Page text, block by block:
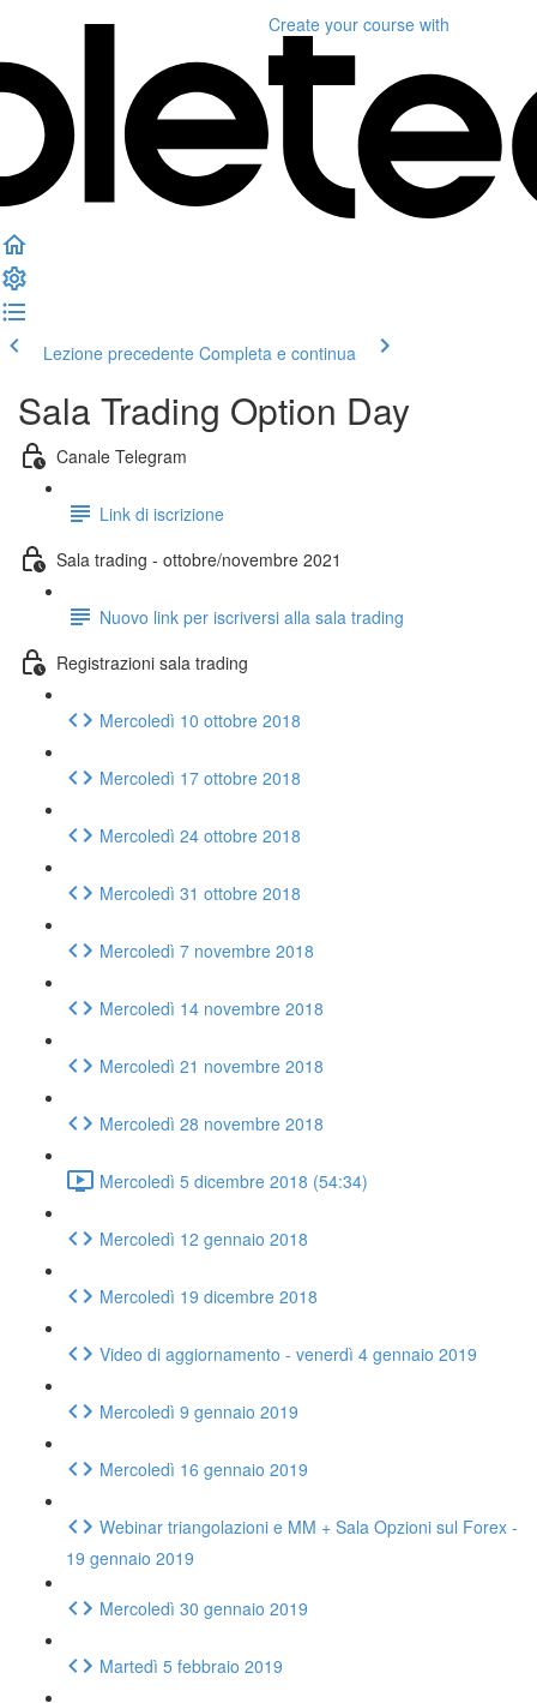
Create your course with
Lezione precedente Completa e continua
Sala Trading Option Day
Canale Telegram
Link di iscrizione
Sala trading - ottobre/novembre 2021
Nuovo link per iscriversi alla sala trading
Registrazioni sala trading
Mercoledì 10 ottobre 2018
Mercoledì 17 ottobre 2018
Mercoledì 24 ottobre 2018
Mercoledì 31 ottobre 2018
Mercoledì 7 novembre 2018
Mercoledì 14 novembre 2018
Mercoledì 21 novembre 2018
Mercoledì 28 novembre 2018
Mercoledì 5 dicembre 2018 (54:34)
Mercoledì 12 gennaio 2018
Mercoledì 19 dicembre 2018
Video di aggiornamento - venerdì 4 gennaio 2019
Mercoledì 9 gennaio 2019
Mercoledì 16 gennaio 2019
Webinar triangolazioni e MM + Sala Opzioni sul Forex -
19 gennaio 2019
Mercoledì 30 gennaio 2019
Martedì 5 febbraio 2019